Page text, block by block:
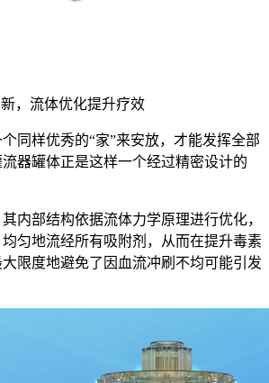
，流体优化提升疗效
同样优秀的“家”来安放，才能发挥全部
器罐体正是这样一个经过精密设计的
内部结构依据流体力学原理进行优化，
匀地流经所有吸附剂，从而在提升毒素
限度地避免了因血流冲刷不均可能引发